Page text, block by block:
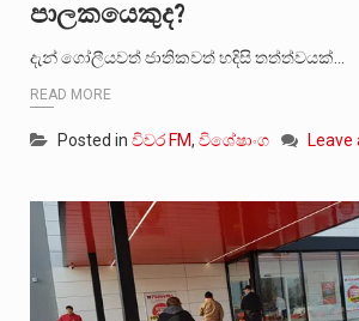
පාලකයෙකුද?
දැන් ගෝලීයවත් ජාතිකවත් හදිසි තත්ත්වයක්…
READ MORE
Posted in විවර FM, විශේෂාංග